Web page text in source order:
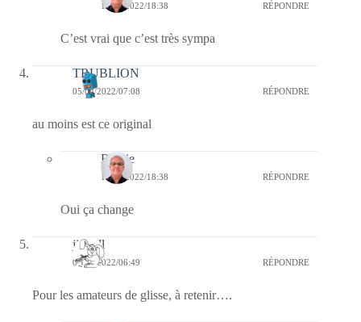
11/04/2022/18:38 RÉPONDRE
C’est vrai que c’est très sympa
TRUBLION
05/04/2022/07:08 RÉPONDRE
au moins est ce original
Bernie
11/04/2022/18:38 RÉPONDRE
Oui ça change
jill bill
05/04/2022/06:49 RÉPONDRE
Pour les amateurs de glisse, à retenir….